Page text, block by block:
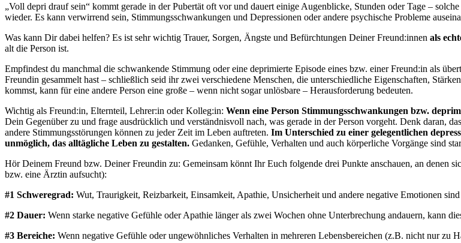
„Voll depri drauf sein“ kommt gerade in der Pubertät oft vor und dauert einige Augenblicke, Stunden oder Tage –
wieder. Es kann verwirrend sein, Stimmungsschwankungen und Depressionen oder andere psychische Probleme
Was kann Dir dabei helfen? Es ist sehr wichtig Trauer, Sorgen, Ängste und Befürchtungen Deiner Freund:innen als
alt die Person ist.
Empfindest du manchmal die schwankende Stimmung oder eine deprimierte Episode eines bzw. einer Freund:in als
Freundin gesammelt hast – schließlich seid ihr zwei verschiedene Menschen, die unterschiedliche Eigenschaften,
kommst, kann für eine andere Person eine große – wenn nicht sogar unlösbare – Herausforderung bedeuten.
Wichtig als Freund:in, Elternteil, Lehrer:in oder Kolleg:in: Wenn eine Person Stimmungsschwankungen bzw.
Dein Gegenüber zu und frage ausdrücklich und verständnisvoll nach, was gerade in der Person vorgeht. Denk daran,
andere Stimmungsstörungen können zu jeder Zeit im Leben auftreten. Im Unterschied zu einer gelegentlichen
unmöglich, das alltägliche Leben zu gestalten. Gedanken, Gefühle, Verhalten und auch körperliche Vorgänge sind
Hör Deinem Freund bzw. Deiner Freundin zu: Gemeinsam könnt Ihr Euch folgende drei Punkte anschauen, an denen
bzw. eine Ärztin aufsucht):
#1 Schweregrad: Wut, Traurigkeit, Reizbarkeit, Einsamkeit, Apathie, Unsicherheit und andere negative Emotionen
#2 Dauer: Wenn starke negative Gefühle oder Apathie länger als zwei Wochen ohne Unterbrechung andauern, kann
#3 Bereiche: Wenn negative Gefühle oder ungewöhnliches Verhalten in mehreren Lebensbereichen (z.B. nicht nur zu